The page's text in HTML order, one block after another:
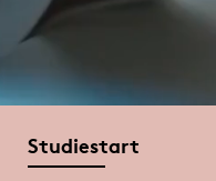
Studiestart